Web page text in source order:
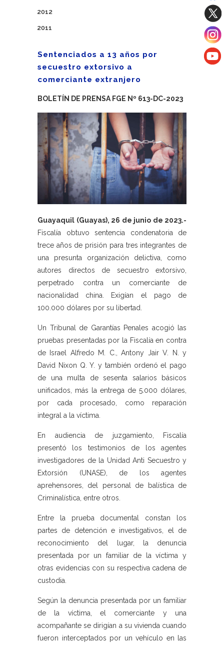
2012
2011
Sentenciados a 13 años por
secuestro extorsivo a
comerciante extranjero
BOLETÍN DE PRENSA FGE Nº 613-DC-2023
Guayaquil (Guayas), 26 de junio de 2023.-
Fiscalía obtuvo sentencia condenatoria de
trece años de prisión para tres integrantes de
una presunta organización delictiva, como
autores directos de secuestro extorsivo,
perpetrado contra un comerciante de
nacionalidad china. Exigían el pago de
100.000 dólares por su libertad.
Un Tribunal de Garantías Penales acogió las
pruebas presentadas por la Fiscalía en contra
de Israel Alfredo M. C., Antony Jair V. N. y
David Nixon Q. Y. y también ordenó el pago
de una multa de sesenta salarios básicos
unificados, más la entrega de 5.000 dólares,
por cada procesado, como reparación
integral a la víctima.
En audiencia de juzgamiento, Fiscalía
presentó los testimonios de los agentes
investigadores de la Unidad Anti Secuestro y
Extorsión (UNASE), de los agentes
aprehensores, del personal de balística de
Criminalística, entre otros.
Entre la prueba documental constan los
partes de detención e investigativos, el de
reconocimiento del lugar, la denuncia
presentada por un familiar de la víctima y
otras evidencias con su respectiva cadena de
custodia.
Según la denuncia presentada por un familiar
de la víctima, el comerciante y una
acompañante se dirigían a su vivienda cuando
fueron interceptados por un vehículo en las